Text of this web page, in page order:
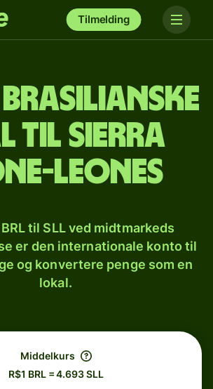
Tilmelding
brasilianske
til sierra
leones
til SLL ved midtmarkeds
er den internationale konto til
og konvertere penge som en
lokal.
Middelkurs
R$1 BRL = 4.693 SLL